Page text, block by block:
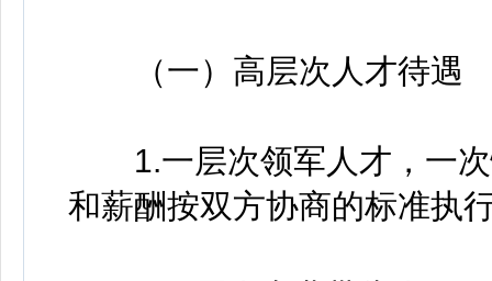
（一）高层次人才待遇
1.一层次领军人才，一次
和薪酬按双方协商的标准执